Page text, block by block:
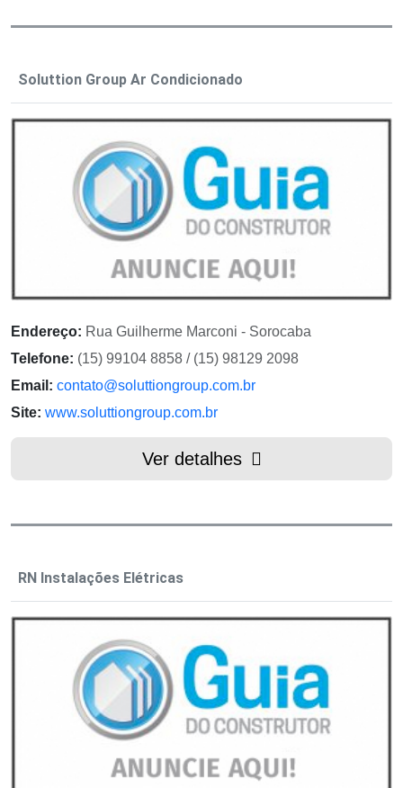
Soluttion Group Ar Condicionado
Endereço: Rua Guilherme Marconi - Sorocaba
Telefone: (15) 99104 8858 / (15) 98129 2098
Email: contato@soluttiongroup.com.br
Site: www.soluttiongroup.com.br
Ver detalhes
RN Instalações Elétricas